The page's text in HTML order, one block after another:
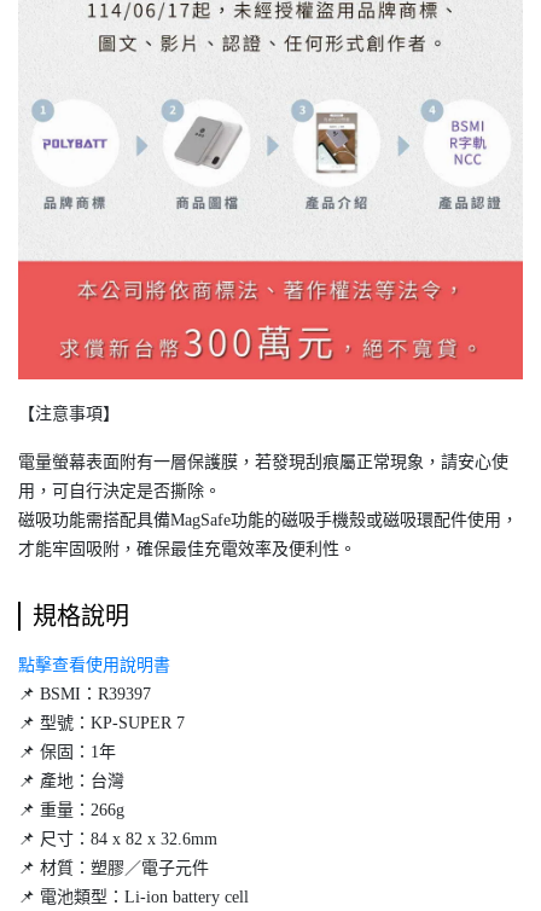
【注意事項】
電量螢幕表面附有一層保護膜，若發現刮痕屬正常現象，請安心使
用，可自行決定是否撕除。
磁吸功能需搭配具備MagSafe功能的磁吸手機殼或磁吸環配件使用，
才能牢固吸附，確保最佳充電效率及便利性。
規格說明
點擊查看使用說明書
📌 BSMI：R39397
📌 型號：KP-SUPER 7
📌 保固：1年
📌 產地：台灣
📌 重量：266g
📌 尺寸：84 x 82 x 32.6mm
📌 材質：塑膠／電子元件
📌 電池類型：Li-ion battery cell